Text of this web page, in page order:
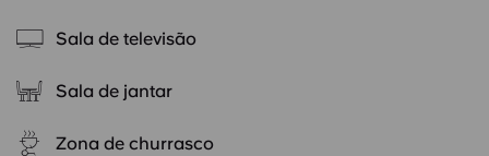
Sala de televisão
Sala de jantar
Zona de churrasco